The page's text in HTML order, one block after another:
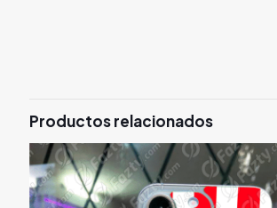
Productos relacionados